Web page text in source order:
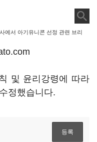
에서 아기유니콘 선정 관련 브리
및 윤리강령에 따라
정했습니다.